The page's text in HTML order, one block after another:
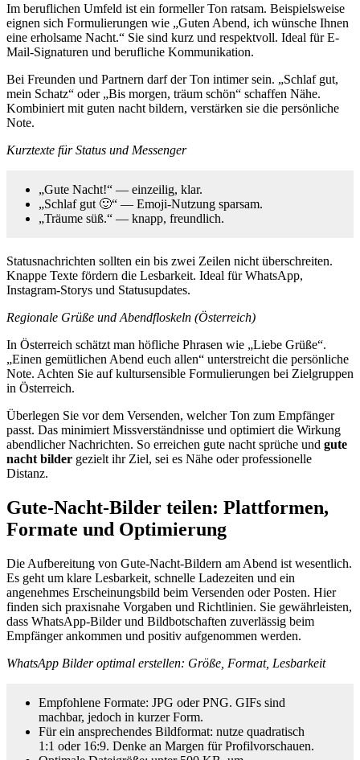
Im beruflichen Umfeld ist ein formeller Ton ratsam. Beispielsweise
eignen sich Formulierungen wie „Guten Abend, ich wünsche Ihnen
eine erholsame Nacht.“ Sie sind kurz und respektvoll. Ideal für E-
Mail-Signaturen und berufliche Kommunikation.
Bei Freunden und Partnern darf der Ton intimer sein. „Schlaf gut,
mein Schatz“ oder „Bis morgen, träum schön“ schaffen Nähe.
Kombiniert mit guten nacht bildern, verstärken sie die persönliche
Note.
Kurztexte für Status und Messenger
„Gute Nacht!“ — einzeilig, klar.
„Schlaf gut 🙂“ — Emoji-Nutzung sparsam.
„Träume süß.“ — knapp, freundlich.
Statusnachrichten sollten ein bis zwei Zeilen nicht überschreiten.
Knappe Texte fördern die Lesbarkeit. Ideal für WhatsApp,
Instagram-Storys und Statusupdates.
Regionale Grüße und Abendfloskeln (Österreich)
In Österreich schätzt man höfliche Phrasen wie „Liebe Grüße“.
„Einen gemütlichen Abend euch allen“ unterstreicht die persönliche
Note. Achten Sie auf kultursensible Formulierungen bei Zielgruppen
in Österreich.
Überlegen Sie vor dem Versenden, welcher Ton zum Empfänger
passt. Das minimiert Missverständnisse und optimiert die Wirkung
abendlicher Nachrichten. So erreichen gute nacht sprüche und gute
nacht bilder gezielt ihr Ziel, sei es Nähe oder professionelle
Distanz.
Gute-Nacht-Bilder teilen: Plattformen,
Formate und Optimierung
Die Aufbereitung von Gute-Nacht-Bildern am Abend ist wesentlich.
Es geht um klare Lesbarkeit, schnelle Ladezeiten und ein
angenehmes Erscheinungsbild beim Versenden oder Posten. Hier
finden sich praxisnahe Vorgaben und Richtlinien. Sie gewährleisten,
dass WhatsApp-Bilder und Bildbotschaften zuverlässig beim
Empfänger ankommen und positiv aufgenommen werden.
WhatsApp Bilder optimal erstellen: Größe, Format, Lesbarkeit
Empfohlene Formate: JPG oder PNG. GIFs sind
machbar, jedoch in kurzer Form.
Für ein ansprechendes Bildformat: nutze quadratisch
1:1 oder 16:9. Denke an Margen für Profilvorschauen.